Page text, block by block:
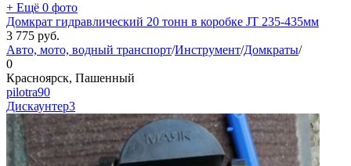
+ Ещё 0 фото
Домкрат гидравлический 20 тонн в коробке JT 235-435мм
3 775 руб.
Авто, мото, водный транспорт/Инструмент/Домкраты/
0
Красноярск, Пашенный
pilotra90
Дискаунтер3